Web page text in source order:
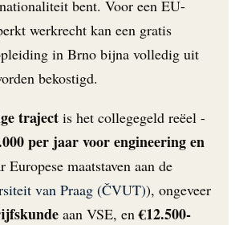
bent. Voor een EU-
werkrecht kan een gratis
in Brno bijna volledig uit
bekostigd.
traject is het collegegeld reëel -
per jaar voor engineering en
Europese maatstaven aan de
van Praag (ČVUT)), ongeveer
aan VSE, en€12.500-